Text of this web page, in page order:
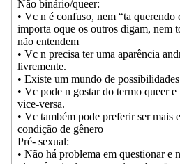
Não binário/queer:
• Vc n é confuso, nem “ta querendo
importa oque os outros digam, nem
não entendem
• Vc n precisa ter uma aparência
livremente.
• Existe um mundo de
• Vc pode n gostar do termo queer
vice-versa.
• Vc também pode preferir ser mais
condição de gênero
Pré- sexual:
• Não há problema em questionar e